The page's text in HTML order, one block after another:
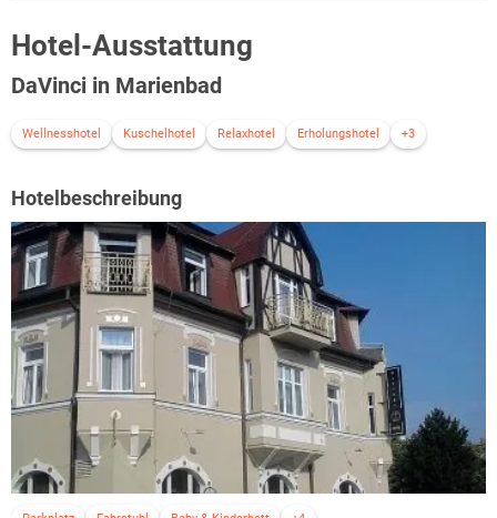
Hotel-Ausstattung
DaVinci in Marienbad
Wellnesshotel Kuschelhotel Relaxhotel Erholungshotel +3
Hotelbeschreibung